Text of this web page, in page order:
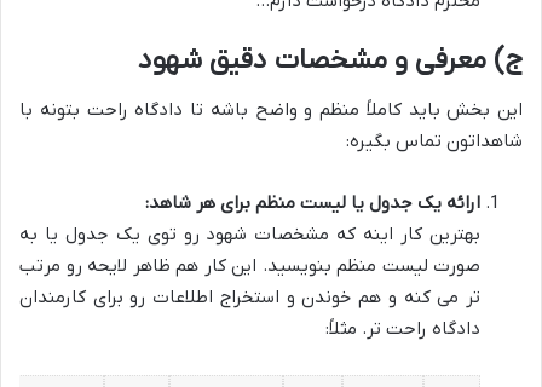
ج) معرفی و مشخصات دقیق شهود
این بخش باید کاملاً منظم و واضح باشه تا دادگاه راحت بتونه با
شاهداتون تماس بگیره:
ارائه یک جدول یا لیست منظم برای هر شاهد:
بهترین کار اینه که مشخصات شهود رو توی یک جدول یا به
صورت لیست منظم بنویسید. این کار هم ظاهر لایحه رو مرتب
تر می کنه و هم خوندن و استخراج اطلاعات رو برای کارمندان
دادگاه راحت تر. مثلاً: